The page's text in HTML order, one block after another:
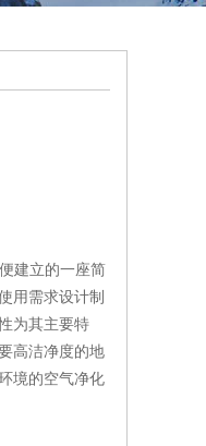
建立的一座简
用需求设计制
为其主要特
高洁净度的地
境的空气净化